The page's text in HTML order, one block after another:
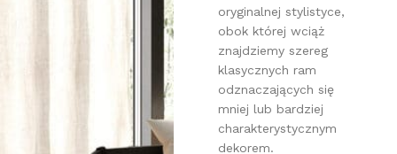
oryginalnej stylistyce,
obok której wciąż
znajdziemy szereg
klasycznych ram
odznaczających się
mniej lub bardziej
charakterystycznym
dekorem.